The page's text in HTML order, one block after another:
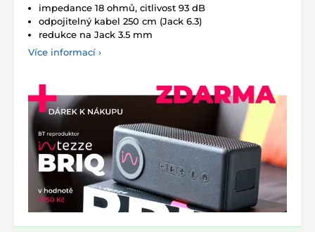
impedance 18 ohmů, citlivost 93 dB
odpojitelný kabel 250 cm (Jack 6.3)
redukce na Jack 3.5 mm
Více informací ›